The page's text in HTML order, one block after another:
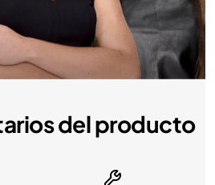
del producto